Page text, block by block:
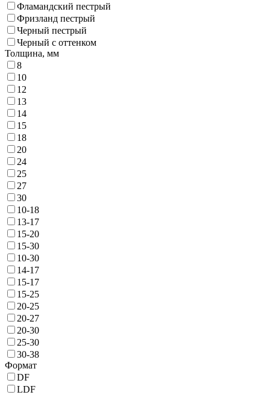
Фламандский пестрый
Фризланд пестрый
Черный пестрый
Черный с оттенком
Толщина, мм
8
10
12
13
14
15
18
20
24
25
27
30
10-18
13-17
15-20
15-30
10-30
14-17
15-17
15-25
20-25
20-27
20-30
25-30
30-38
Формат
DF
LDF